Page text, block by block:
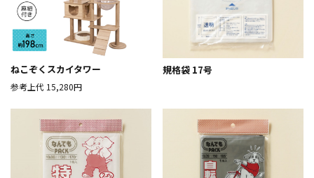
ねこぞくスカイタワー
参考上代 15,280円
規格袋 17号